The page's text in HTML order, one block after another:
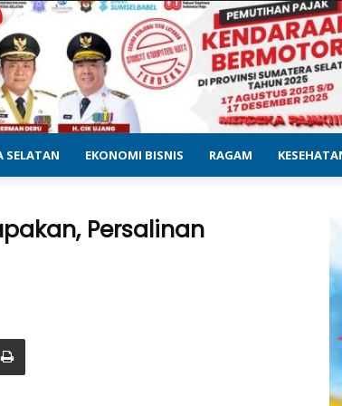
SELATAN EKONOMI BISNIS RAGAM
Persalinan